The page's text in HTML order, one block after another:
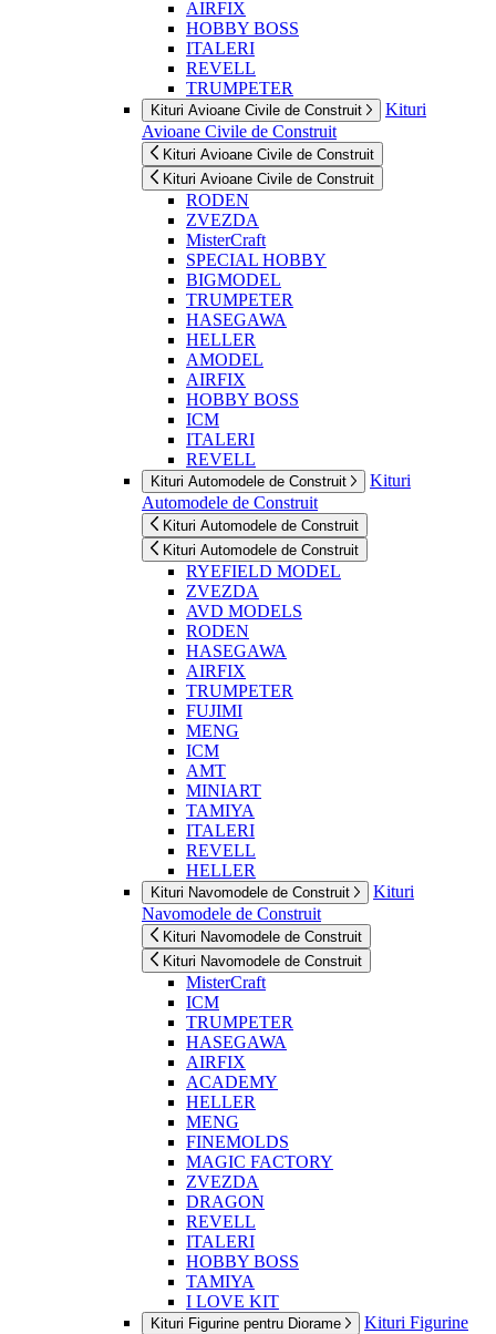
AIRFIX
HOBBY BOSS
ITALERI
REVELL
TRUMPETER
Kituri Avioane Civile de Construit
Kituri
Avioane Civile de Construit
Kituri Avioane Civile de Construit
Kituri Avioane Civile de Construit
RODEN
ZVEZDA
MisterCraft
SPECIAL HOBBY
BIGMODEL
TRUMPETER
HASEGAWA
HELLER
AMODEL
AIRFIX
HOBBY BOSS
ICM
ITALERI
REVELL
Kituri Automodele de Construit
Kituri
Automodele de Construit
Kituri Automodele de Construit
Kituri Automodele de Construit
RYEFIELD MODEL
ZVEZDA
AVD MODELS
RODEN
HASEGAWA
AIRFIX
TRUMPETER
FUJIMI
MENG
ICM
AMT
MINIART
TAMIYA
ITALERI
REVELL
HELLER
Kituri Navomodele de Construit
Kituri
Navomodele de Construit
Kituri Navomodele de Construit
Kituri Navomodele de Construit
MisterCraft
ICM
TRUMPETER
HASEGAWA
AIRFIX
ACADEMY
HELLER
MENG
FINEMOLDS
MAGIC FACTORY
ZVEZDA
DRAGON
REVELL
ITALERI
HOBBY BOSS
TAMIYA
I LOVE KIT
Kituri Figurine pentru Diorame
Kituri Figurine